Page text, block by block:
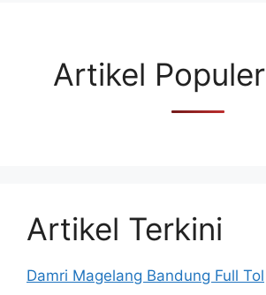
Artikel Populer
Artikel Terkini
Damri Magelang Bandung Full Tol